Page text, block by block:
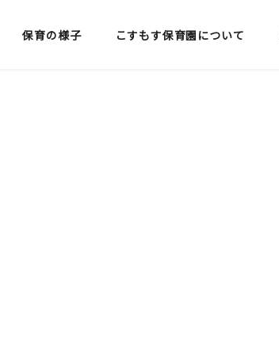
保育の様子 こすもす保育園について